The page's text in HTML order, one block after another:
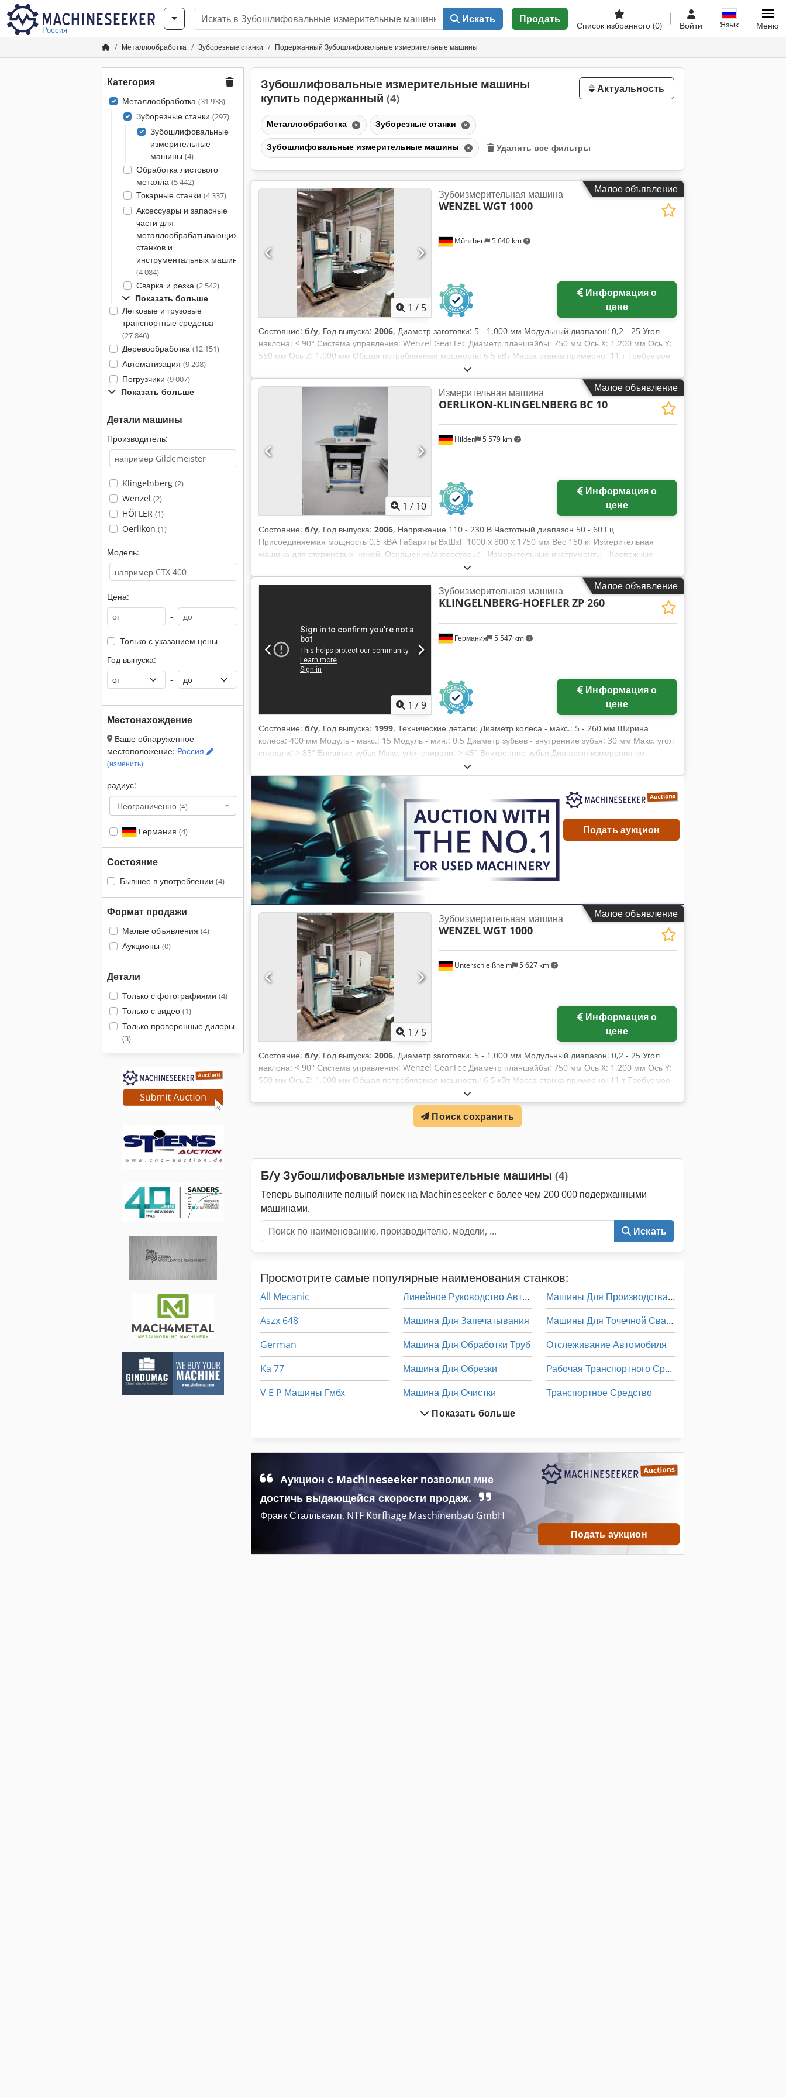
Россия
Искать Продать
Список избранного (0) Войти Язык Меню
Металлообработка Зуборезные станки Подержанный Зубошлифовальные измерительные машины
Категория
Металлообработка (31 938)
Зуборезные станки (297)
Зубошлифовальные
измерительные
машины (4)
Обработка листового
металла (5 442)
Токарные станки (4 337)
Аксессуары и запасные
части для
металлообрабатывающих
станков и
инструментальных машин
(4 084)
Сварка и резка (2 542)
Показать больше
Легковые и грузовые
транспортные средства
(27 846)
Деревообработка (12 151)
Автоматизация (9 208)
Погрузчики (9 007)
Показать больше
Детали машины
Производитель:
Klingelnberg (2)
Wenzel (2)
HÖFLER (1)
Oerlikon (1)
Модель:
Цена:
-
Только с указанием цены
Год выпуска:
-
Местонахождение
Ваше обнаруженное
местоположение: Россия
(изменить)
радиус:
Неограниченно (4)
Германия (4)
Состояние
Бывшее в употреблении (4)
Формат продажи
Малые объявления (4)
Аукционы (0)
Детали
Только с фотографиями (4)
Только с видео (1)
Только проверенные дилеры
(3)
Зубошлифовальные измерительные машины
купить подержанный (4)
Актуальность
Металлообработка Зуборезные станки
Зубошлифовальные измерительные машины Удалить все фильтры
Малое объявление
1 / 5
München 5 640 km
Зубоизмерительная машина
WENZELWGT 1000
цене
Состояние: б/у, Год выпуска: 2006, Диаметр заготовки: 5 - 1.000 мм Модульный диапазон: 0,2 - 25 Угол
наклона: < 90° Система управления: Wenzel GearTec Диаметр планшайбы: 750 мм Ось X: 1.200 мм Ось Y:
550 мм Ось Z: 1.000 мм Общая потребляемая мощность: 6,5 кВт Масса станка примерно: 11 т Требуемое
пространство примерно: 3,30 x 3,15 x 2,70 м Управляет следующими программами: BMain,
FPDFPPostAction, GrafTool, TAlign, TAnalyse, TApplication, TCali, TCut_INPUT, TCut_MEAS_EVAL,
TGear_INPUT, TGear_MEAS_EVAL, THob_INPUT, THob_MEAS_EVAL, TMesblatt, TPlot, TRoot_INPUT,
TShaft_INPUT, TShaft_MEAS_EVAL, Codpszkvvyefx Aqxjha TStat, TStylus, WMI, wingeco.
Малое объявление
1 / 10
Hilden 5 579 km
Измерительная машина
OERLIKON-KLINGELNBERG BC 10
цене
Состояние: б/у, Год выпуска: 2006, Напряжение 110 - 230 В Частотный диапазон 50 - 60 Гц
Присоединяемая мощность 0,5 кВА Габариты ВхШхГ 1000 x 800 x 1750 мм Вес 150 кг Измерительная
машина для стержневых ножей. Оснащение/аксессуары: - Измерительные инструменты - Крепежные
устройства - Компьютер - Монитор - Принтер Codpfsyhq T Aox Aqxoha - Кабина - Техническая
документация
Малое объявление
1 /9
Германия 5 547 km
Зубоизмерительная машина
KLINGELNBERG-HOEFLERZP 260
цене
Состояние: б/у, Год выпуска: 1999, Технические детали: Диаметр колеса - макс.: 5 - 260 мм Ширина
колеса: 400 мм Модуль - макс.: 15 Модуль - мин.: 0,5 Диаметр зубьев - внутренние зубья: 30 мм Макс. угол
спирали: > 85° Внешние зубья Макс. угол спирали: > 45° Внутренние зубья Диапазон измерения по
вертикали: 400 мм Межцентровое расстояние: 5 - 600 мм Диаметр стола: 260 мм Макс. нагрузка на стол:
100 кг Скорость: 30 1/мин Общая потребляемая мощность: 1,6 кВА Вес станка прибл.: 900 кг Занимаемая
площадь: 200 x 1300 x 2150 мм Csdpfx Ajqvcnnsqxjha Модернизация 2018 3-осевой зубоизмерительный
центр с ЧПУ Hoefler ZP 260 для прямых и косозубых передач, а также для измерений вращательно-
симметричных деталей (концентричность, соосность, осевое биение ...). *
Подать аукцион
Малое объявление
1 / 5
Unterschleißheim 5 627 km
Зубоизмерительная машина
WENZELWGT 1000
цене
Состояние: б/у, Год выпуска: 2006, Диаметр заготовки: 5 - 1.000 мм Модульный диапазон: 0,2 - 25 Угол
наклона: < 90° Система управления: Wenzel GearTec Диаметр планшайбы: 750 мм Ось X: 1.200 мм Ось Y:
550 мм Ось Z: 1.000 мм Общая потребляемая мощность: 6,5 кВт Масса станка примерно: 11 т Требуемое
пространство примерно: 3,30 x 3,15 x 2,70 м Управляет следующими программами: BMain,
FPDFPPostAction, GrafTool, TAlign, TAnalyse, TApplication, TCali, TCut_INPUT, TCut_MEAS_EVAL,
TGear_INPUT, TGear_MEAS_EVAL, THob_INPUT, THob_MEAS_EVAL, TMesblatt, TPlot, Codpfx Ajyvvlbeqxoha
TRoot_INPUT, TShaft_INPUT, TShaft_MEAS_EVAL, TStat, TStylus, WMI, wingeco.
Поиск сохранить
Б/у Зубошлифовальные измерительные машины (4)
Теперь выполните полный поиск на Machineseeker с более чем 200 000 подержанными
машинами.
Искать
Просмотрите самые популярные наименования станков:
All Mecanic
Aszx 648
German
Ka 77
V E P Машины Гмбх
Конструкция Автомобилей
Линейное Руководство Автомобилей
Машина Для Запечатывания
Машина Для Обработки Труб
Машина Для Обрезки
Машина Для Очистки
Машина Для Резки
Машина Для Хранения
Машины Для Производства Окон
Машины Для Точечной Сварки
Отслеживание Автомобиля
Рабочая Транспортного Средства
Транспортное Средство
Показать больше
Аукцион с Machineseeker позволил мне
достичь выдающейся скорости продаж.
Франк Сталлькамп, NTF Korfhage Maschinenbau GmbH
Подать аукцион